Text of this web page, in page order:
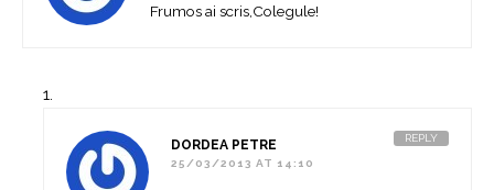
Frumos ai scris,Colegule!
DORDEA PETRE
25/03/2013 AT 14:10
REPLY